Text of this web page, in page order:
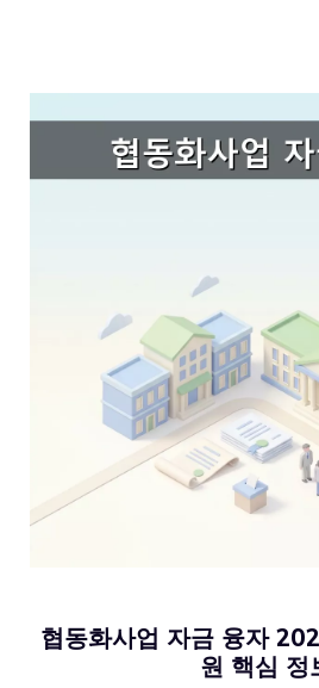
협동화사업 자금 융자
원 핵심 정